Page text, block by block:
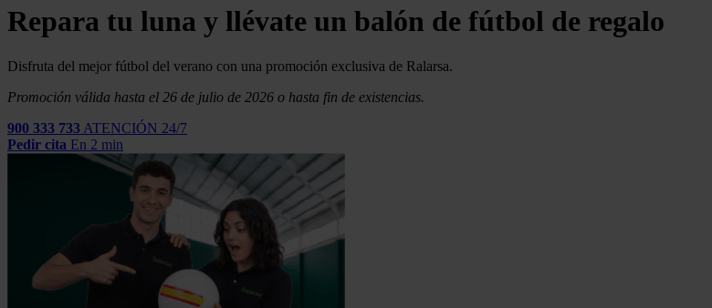
Repara tu luna y llévate un balón de fútbol de regalo
Disfruta del mejor fútbol del verano con una promoción exclusiva de Ralarsa.
Promoción válida hasta el 26 de julio de 2026 o hasta fin de existencias.
900 333 733 ATENCIÓN 24/7
Pedir cita En 2 min